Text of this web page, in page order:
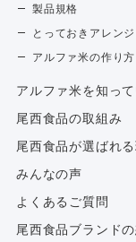
製品規格
とっておきアレン
アルファ米の作り
アルファ⽶を知っ
尾西食品の取組み
尾西食品が選ばれ
みんなの声
よくあるご質問
尾西食品ブランド